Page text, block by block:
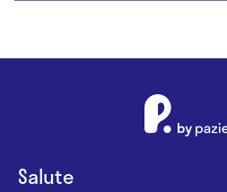
Salute